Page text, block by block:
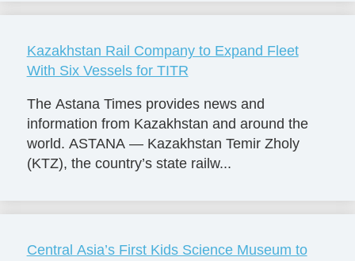
Kazakhstan Rail Company to Expand Fleet
With Six Vessels for TITR
The Astana Times provides news and
information from Kazakhstan and around the
world. ASTANA — Kazakhstan Temir Zholy
(KTZ), the country’s state railw...
Central Asia’s First Kids Science Museum to